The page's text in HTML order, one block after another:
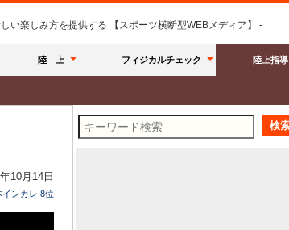
い楽しみ方を提供する 【スポーツ横断型WEBメディア】 -
陸 上 フィジカルチェック 陸上指導
10月14日
インカレ 8位